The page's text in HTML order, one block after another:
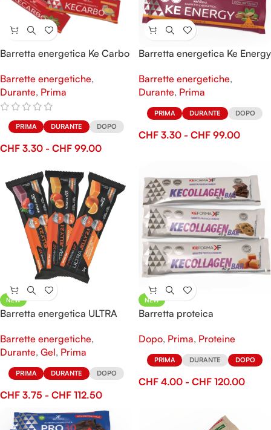
Barretta energetica Ke Carbo
Barrette energetiche,
Durante, Prima
PRIMA DURANTE DOPO
CHF 3.30 - CHF 99.00
Barretta energetica Ke Energy
Barrette energetiche,
Durante, Prima
PRIMA DURANTE DOPO
CHF 3.30 - CHF 99.00
NEW
Barretta energetica ULTRA
Barrette energetiche,
Durante, Gel, Prima
PRIMA DURANTE DOPO
CHF 3.75 - CHF 112.50
NEW
Barretta proteica
Dopo, Prima, Proteine
PRIMA DURANTE DOPO
CHF 4.00 - CHF 120.00